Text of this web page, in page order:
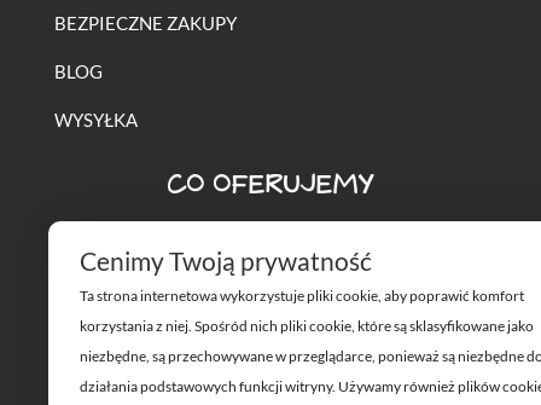
BEZPIECZNE ZAKUPY
BLOG
WYSYŁKA
CO OFERUJEMY
TABAKA POZNAŃ
BONGO POZNAŃ
YERBA MATE POZNAŃ
EVENTY Z FAJKĄ WODNĄ
Cenimy Twoją prywatność
Ta strona internetowa wykorzystuje pliki cookie, aby poprawić komfort
korzystania z niej. Spośród nich pliki cookie, które są sklasyfikowane jako
niezbędne, są przechowywane w przeglądarce, ponieważ są niezbędne
działania podstawowych funkcji witryny. Używamy również plików